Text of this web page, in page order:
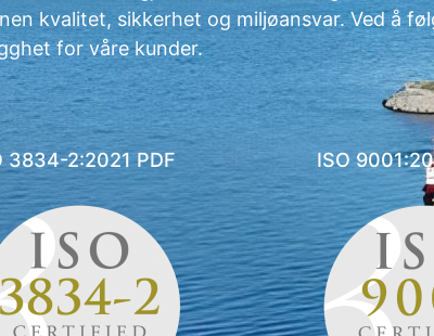
kvalitet, sikkerhet og miljøansvar. Ved å
for våre kunder.
3834-2:2021 PDF ISO